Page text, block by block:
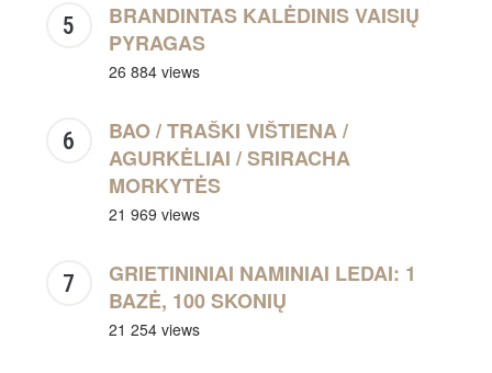
BRANDINTAS KALĖDINIS VAISIŲ
PYRAGAS
26 884 views
BAO / TRAŠKI VIŠTIENA /
AGURKĖLIAI / SRIRACHA
MORKYTĖS
21 969 views
GRIETININIAI NAMINIAI LEDAI: 1
BAZĖ, 100 SKONIŲ
21 254 views